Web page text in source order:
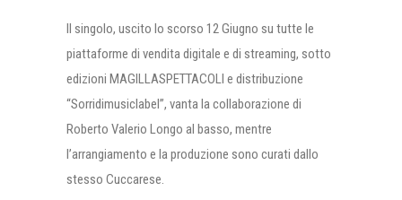
Il singolo, uscito lo scorso 12 Giugno su tutte le
piattaforme di vendita digitale e di streaming, sotto
edizioni MAGILLASPETTACOLI e distribuzione
“Sorridimusiclabel”, vanta la collaborazione di
Roberto Valerio Longo al basso, mentre
l’arrangiamento e la produzione sono curati dallo
stesso Cuccarese.